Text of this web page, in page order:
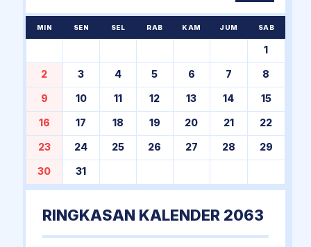
MIN SEN SEL RAB KAM JUM SAB
1
2 3 4 5 6 7 8
9 10 11 12 13 14 15
16 17 18 19 20 21 22
23 24 25 26 27 28 29
30 31
RINGKASAN KALENDER 2063